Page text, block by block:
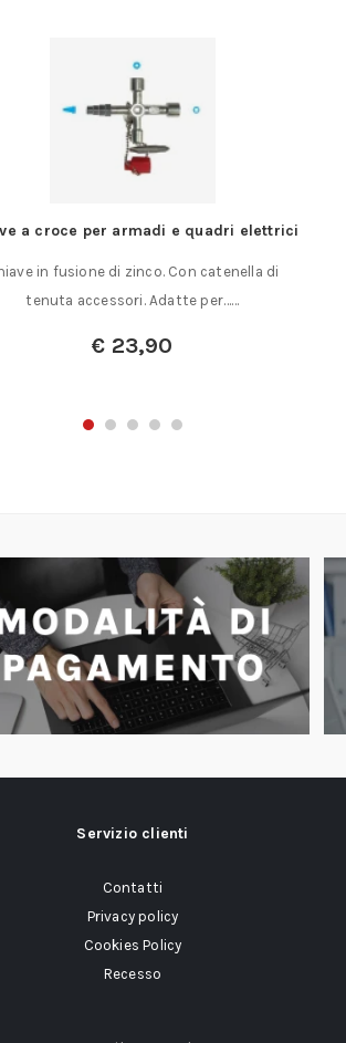
a croce per armadi e quadri elettrici
in fusione di zinco. Con catenella di
tenuta accessori. Adatte per……
€ 23,90
Servizio clienti
Contatti
Privacy policy
Cookies Policy
Recesso